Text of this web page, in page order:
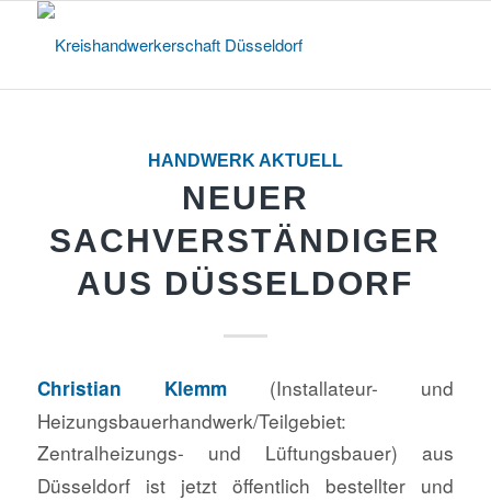
HANDWERK AKTUELL
NEUER
SACHVERSTÄNDIGER
AUS DÜSSELDORF
Christian Klemm(Installateur- und
Heizungsbauerhandwerk/Teilgebiet:
Zentralheizungs- und Lüftungsbauer) aus
Düsseldorf ist jetzt öffentlich bestellter und